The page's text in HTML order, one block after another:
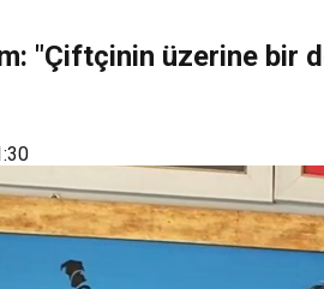
"Çiftçinin üzerine bir